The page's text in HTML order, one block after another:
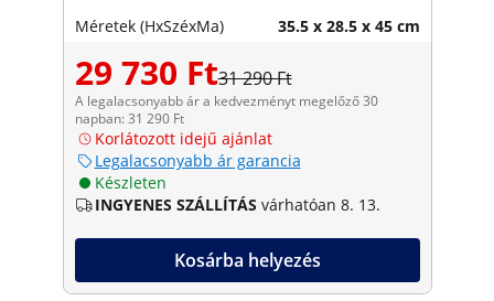
Méretek (HxSzéxMa) 35.5 x 28.5 x 45 cm
29 730 Ft31 290 Ft
A legalacsonyabb ár a kedvezményt megelőző 30
napban: 31 290 Ft
Korlátozott idejű ajánlat
Legalacsonyabb ár garancia
Készleten
INGYENES SZÁLLÍTÁS várhatóan 8. 13.
Kosárba helyezés